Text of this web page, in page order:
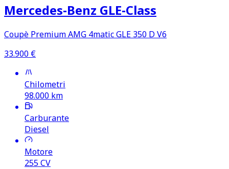
Mercedes‑Benz GLE‑Class
Coupè Premium AMG 4matic GLE 350 D V6
33.900 €
Chilometri
98.000 km
Carburante
Diesel
Motore
255CV